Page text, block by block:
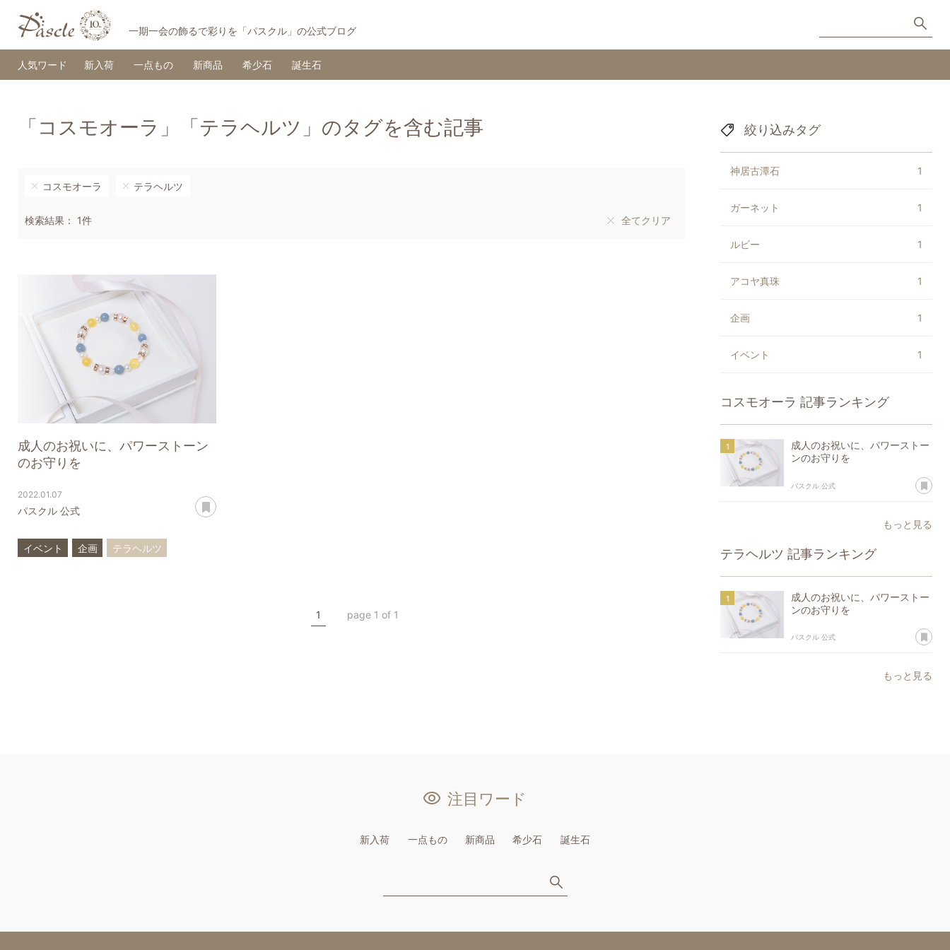
一期一会の飾るで彩りを「パスクル」の公式ブログ
人気ワード 新入荷 一点もの 新商品 希少石 誕生石
「コスモオーラ」「テラヘルツ」のタグを含む記事
コスモオーラ テラヘルツ
検索結果： 1件 全てクリア
成人のお祝いに、パワーストーン
のお守りを
2022.01.07
パスクル 公式
イベント 企画
テラヘルツ
1
page 1 of 1
絞り込みタグ
神居古潭石 1
ガーネット 1
ルビー 1
アコヤ真珠 1
企画 1
イベント 1
コスモオーラ 記事ランキング
成人のお祝いに、パワーストー
ンのお守りを
パスクル 公式 あ
もっと見る
テラヘルツ 記事ランキング
成人のお祝いに、パワーストー
ンのお守りを
パスクル 公式 あ
もっと見る
注目ワード
新入荷 一点もの 新商品 希少石 誕生石